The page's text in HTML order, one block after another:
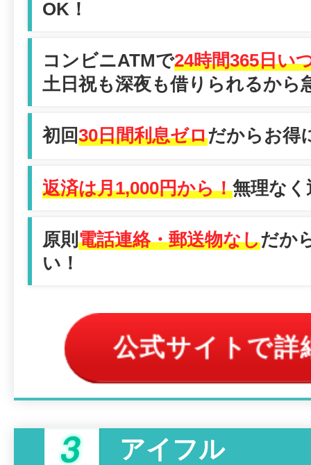
OK！
コンビニATMで24時間365日い
土日祝も深夜も借りられるか
初回30日間利息ゼロだからお得
返済は月1,000円から！無理な
原則 電話連絡・郵送物なしだか
い！
公式サイトで詳
アイフル